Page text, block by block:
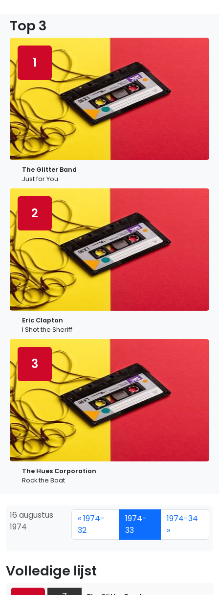
Top 3
1
The Glitter Band
Just for You
2
Eric Clapton
I Shot the Sheriff
3
The Hues Corporation
Rock the Boat
16 augustus
1974
« 1974-
32
1974-
33
1974-34
»
Volledige lijst